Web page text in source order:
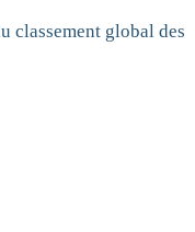
classement global des